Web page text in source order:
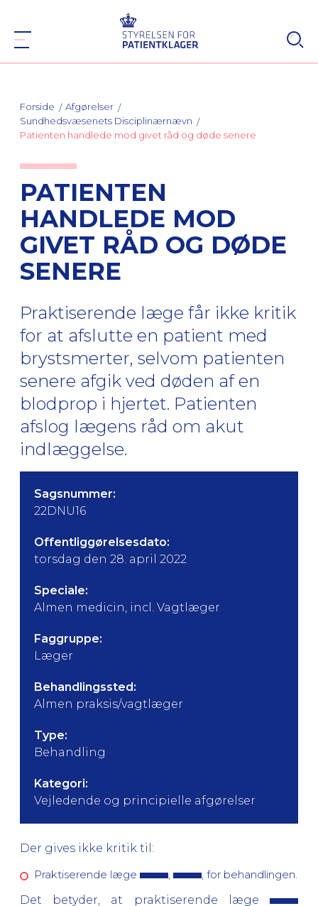
Forside
Afgørelser
Sundhedsvæsenets Disciplinærnævn
Patienten handlede mod givet råd og døde senere
PATIENTEN
HANDLEDE MOD
GIVET RÅD OG DØDE
SENERE
Praktiserende læge får ikke kritik
for at afslutte en patient med
brystsmerter, selvom patienten
senere afgik ved døden af en
blodprop i hjertet. Patienten
afslog lægens råd om akut
indlæggelse.
Sagsnummer:
22DNU16
Offentliggørelsesdato:
torsdag den 28. april 2022
Speciale:
Almen medicin, incl. Vagtlæger
Faggruppe:
Læger
Behandlingssted:
Almen praksis/vagtlæger
Type:
Behandling
Kategori:
Vejledende og principielle afgørelser
Der gives ikke kritik til:
Praktiserende læge
, for behandlingen.
Det betyder, at praktiserende læge